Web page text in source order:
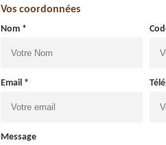
Vos coordonnées
Nom *
Email *
Message